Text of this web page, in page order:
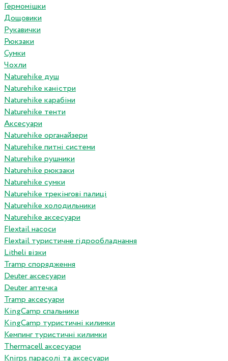
Гермомішки
Дощовики
Рукавички
Рюкзаки
Сумки
Чохли
Naturehike душ
Naturehike каністри
Naturehike карабіни
Naturehike тенти
Аксесуари
Naturehike органайзери
Naturehike питні системи
Naturehike рушники
Naturehike рюкзаки
Naturehike сумки
Naturehike трекінгові палиці
Naturehike холодильники
Naturehike аксесуари
Flextail насоси
Flextail туристичне гідрообладнання
Litheli візки
Tramp спорядження
Deuter аксесуари
Deuter аптечка
Tramp аксесуари
KingCamp спальники
KingCamp туристичні килимки
Кемпинг туристичні килимки
Thermacell аксесуари
Knirps парасолі та аксесуари